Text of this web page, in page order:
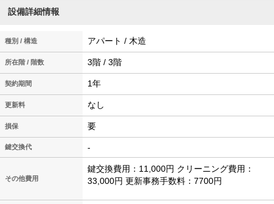
設備詳細情報
種別 / 構造 アパート / 木造
所在階 / 階数 3階 / 3階
契約期間 1年
更新料 なし
損保 要
鍵交換代 -
その他費用
鍵交換費用：11,000円 クリーニング費用：
33,000円 更新事務手数料：7700円